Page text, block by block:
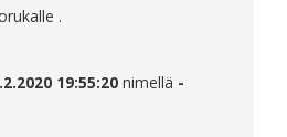
.
19:55:20 nimellä -